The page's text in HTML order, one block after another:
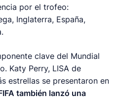
por el trofeo:
Inglaterra, España,
clave del Mundial
Katy Perry, LISA de
estrellas se presentaron en
también lanzó una